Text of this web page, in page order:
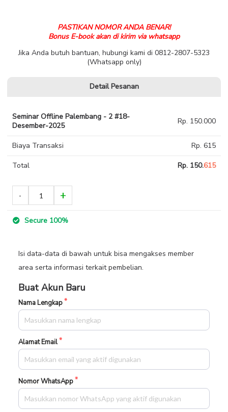
PASTIKAN NOMOR ANDA BENAR!
Bonus E-book akan di kirim via whatsapp
Jika Anda butuh bantuan, hubungi kami di 0812-2807-5323
(Whatsapp only)
Detail Pesanan
Seminar Offline Palembang - 2 #18-
Desember-2025
Rp. 150.000
Biaya Transaksi Rp. 615
Total Rp. 150.615
Secure 100%
Isi data-data di bawah untuk bisa mengakses member
area serta informasi terkait pembelian.
Buat Akun Baru
Nama Lengkap
Alamat Email
Nomor WhatsApp